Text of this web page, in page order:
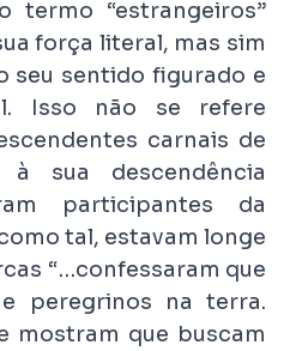
termo “estrangeiros”
força literal, mas sim
seu sentido figurado e
Isso não se refere
carnais de
sua descendência
participantes da
tal, estavam longe
“…confessaram que
peregrinos na terra.
mostram que buscam